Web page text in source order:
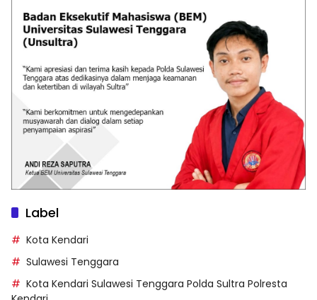
Label
Kota Kendari
Sulawesi Tenggara
Kota Kendari Sulawesi Tenggara Polda Sultra Polresta